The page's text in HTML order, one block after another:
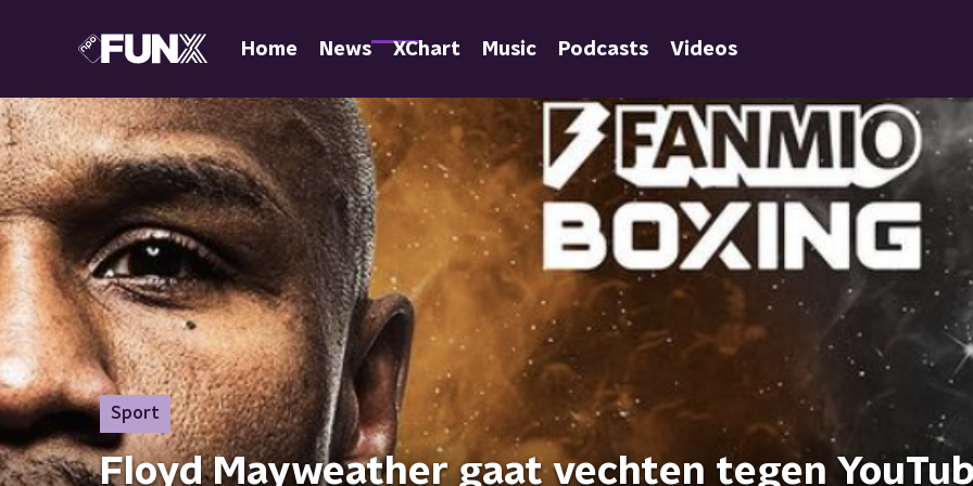
Home News XChart Music Podcasts Videos
Sport
Floyd Mayweather gaat vechten tegen